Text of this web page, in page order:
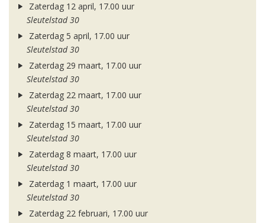
Zaterdag 12 april, 17.00 uur
Sleutelstad 30
Zaterdag 5 april, 17.00 uur
Sleutelstad 30
Zaterdag 29 maart, 17.00 uur
Sleutelstad 30
Zaterdag 22 maart, 17.00 uur
Sleutelstad 30
Zaterdag 15 maart, 17.00 uur
Sleutelstad 30
Zaterdag 8 maart, 17.00 uur
Sleutelstad 30
Zaterdag 1 maart, 17.00 uur
Sleutelstad 30
Zaterdag 22 februari, 17.00 uur